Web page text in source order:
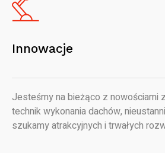
Innowacje
Jesteśmy na bieżąco z nowościami
technik wykonania dachów,
szukamy atrakcyjnych i trwałych